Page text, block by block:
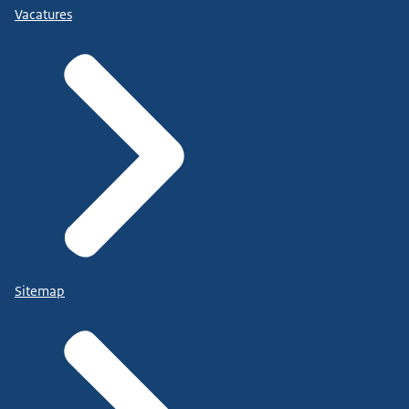
Vacatures
Sitemap